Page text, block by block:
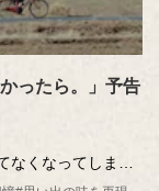
ったら。」予告
なくなってしま